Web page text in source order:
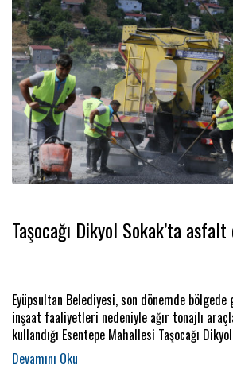
Taşocağı Dikyol Sokak’ta asfalt
Eyüpsultan Belediyesi, son dönemde
inşaat faaliyetleri nedeniyle ağır tonajlı
kullandığı Esentepe Mahallesi Taşocağı
çalışması gerçekleştirdi.